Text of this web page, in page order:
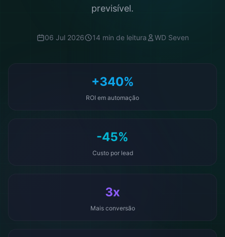
previsível.
06 Jul 2026 14 min de leitura WD Seven
+340%
ROI em automação
-45%
Custo por lead
3x
Mais conversão